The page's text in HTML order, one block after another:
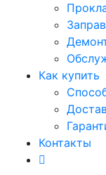
Как купить
Контакты